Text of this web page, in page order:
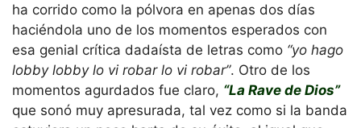
ha corrido como la pólvora en apenas dos días
haciéndola uno de los momentos esperados con
esa genial crítica dadaísta de letras como “yo hago
lobby lobby lo vi robar lo vi robar”. Otro de los
momentos agurdados fue claro, “La Rave de Dios”
que sonó muy apresurada, tal vez como si la banda